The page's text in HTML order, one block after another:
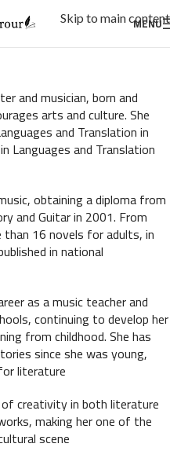
Skip to main content
MENU
and musician, born and
arts and culture. She
and Translation in
Languages and Translation
obtaining a diploma from
and Guitar in 2001. From
16 novels for adults, in
in national
as a music teacher and
continuing to develop her
from childhood. She has
since she was young,
literature.
of creativity in both literature
making her one of the
scene